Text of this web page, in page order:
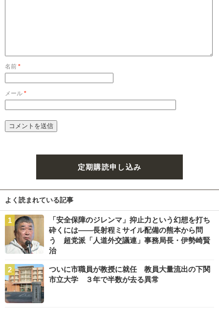
名前 *
メール *
定期購読申し込み
よく読まれている記事
「安全保障のジレンマ」抑止力という幻想を打ち
砕くには――長射程ミサイル配備の熊本から問
う 超党派「人道外交議連」事務局長・伊勢崎賢
治
ついに市職員が教授に就任 教員大量流出の下関
市立大学 ３年で半数が去る異常